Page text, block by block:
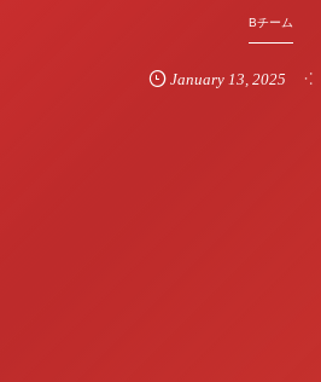
Bチーム
January 13 ,2025